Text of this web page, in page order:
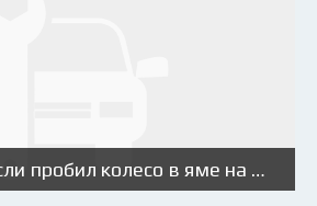
Что делать, если пробил колесо в яме на дороге?